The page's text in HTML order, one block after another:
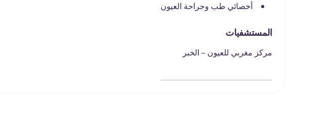
أخصائي طب وجراحة العيون
المستشفيات
مركز مغربي للعيون – الخبر